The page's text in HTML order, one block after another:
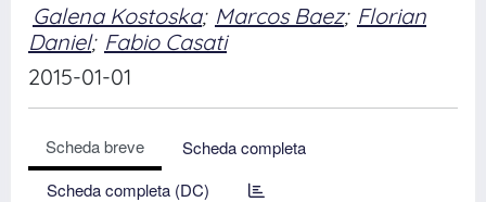
Galena Kostoska; Marcos Baez; Florian
Daniel; Fabio Casati
2015-01-01
Scheda breve
Scheda completa
Scheda completa (DC)